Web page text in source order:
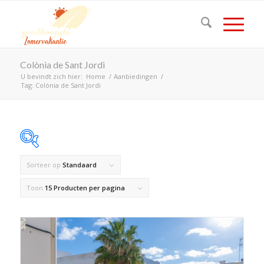
Colònia de Sant Jordi
U bevindt zich hier: Home / Aanbiedingen /
Tag: Colònia de Sant Jordi
Op voorraad
Product Land
Product Maximaal aantal personen
Sorteer op Standaard
Toon 15 Producten per pagina